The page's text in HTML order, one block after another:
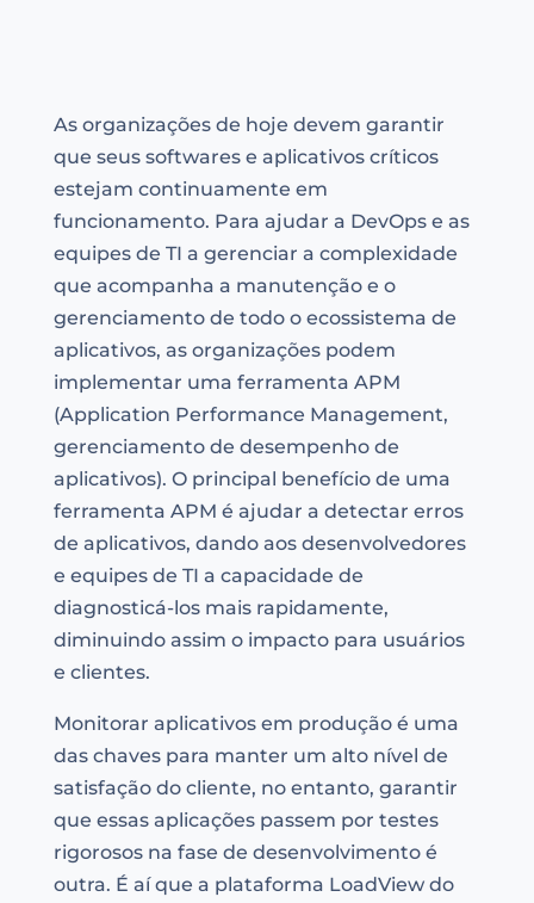
As organizações de hoje devem garantir
que seus softwares e aplicativos críticos
estejam continuamente em
funcionamento. Para ajudar a DevOps e as
equipes de TI a gerenciar a complexidade
que acompanha a manutenção e o
gerenciamento de todo o ecossistema de
aplicativos, as organizações podem
implementar uma ferramenta APM
(Application Performance Management,
gerenciamento de desempenho de
aplicativos). O principal benefício de uma
ferramenta APM é ajudar a detectar erros
de aplicativos, dando aos desenvolvedores
e equipes de TI a capacidade de
diagnosticá-los mais rapidamente,
diminuindo assim o impacto para usuários
e clientes.
Monitorar aplicativos em produção é uma
das chaves para manter um alto nível de
satisfação do cliente, no entanto, garantir
que essas aplicações passem por testes
rigorosos na fase de desenvolvimento é
outra. É aí que a plataforma LoadView do